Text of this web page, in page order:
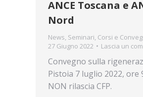
ANCE Toscana e
Nord
News, Seminari, Corsi e
27 Giugno 2022
Lascia un
Convegno sulla
Pistoia 7 luglio 2022, ore
NON rilascia CFP.